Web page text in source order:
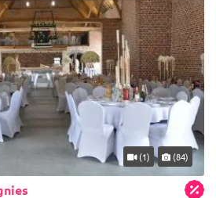
(1) (84)